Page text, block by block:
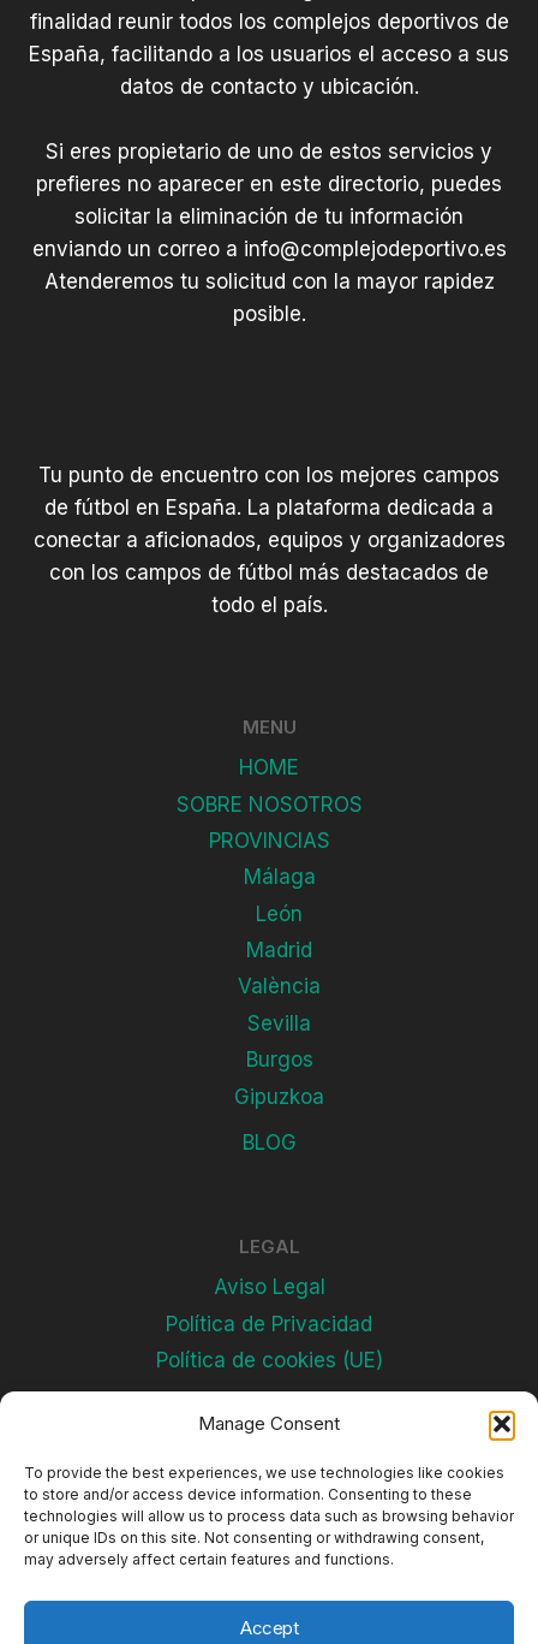
Manage Consent
To provide the best experiences, we use technologies like cookies
to store and/or access device information. Consenting to these
technologies will allow us to process data such as browsing behavior
or unique IDs on this site. Not consenting or withdrawing consent,
may adversely affect certain features and functions.
Accept
finalidad reunir todos los complejos deportivos de
España, facilitando a los usuarios el acceso a sus
datos de contacto y ubicación.
Si eres propietario de uno de estos servicios y
prefieres no aparecer en este directorio, puedes
solicitar la eliminación de tu información
enviando un correo a info@complejodeportivo.es
Atenderemos tu solicitud con la mayor rapidez
posible.
Tu punto de encuentro con los mejores campos
de fútbol en España. La plataforma dedicada a
conectar a aficionados, equipos y organizadores
con los campos de fútbol más destacados de
todo el país.
MENU
HOME
SOBRE NOSOTROS
PROVINCIAS
Málaga
León
Madrid
València
Sevilla
Burgos
Gipuzkoa
BLOG
LEGAL
Aviso Legal
Política de Privacidad
Política de cookies (UE)
Subscríbete